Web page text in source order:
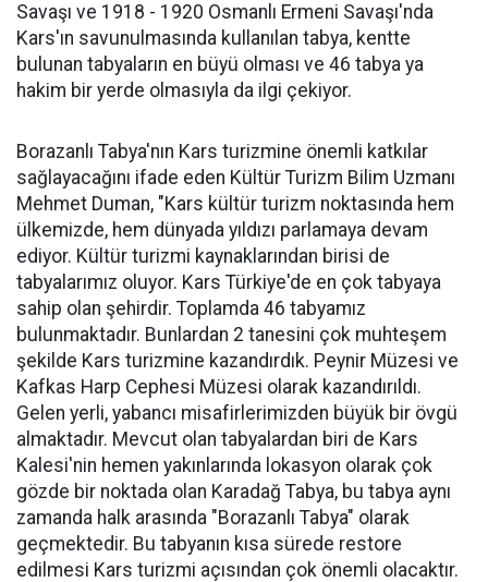
Savaşı ve 1918 - 1920 Osmanlı Ermeni Savaşı'nda
Kars'ın savunulmasında kullanılan tabya, kentte
bulunan tabyaların en büyü olması ve 46 tabya ya
hakim bir yerde olmasıyla da ilgi çekiyor.
Borazanlı Tabya'nın Kars turizmine önemli katkılar
sağlayacağını ifade eden Kültür Turizm Bilim Uzmanı
Mehmet Duman, "Kars kültür turizm noktasında hem
ülkemizde, hem dünyada yıldızı parlamaya devam
ediyor. Kültür turizmi kaynaklarından birisi de
tabyalarımız oluyor. Kars Türkiye'de en çok tabyaya
sahip olan şehirdir. Toplamda 46 tabyamız
bulunmaktadır. Bunlardan 2 tanesini çok muhteşem
şekilde Kars turizmine kazandırdık. Peynir Müzesi ve
Kafkas Harp Cephesi Müzesi olarak kazandırıldı.
Gelen yerli, yabancı misafirlerimizden büyük bir övgü
almaktadır. Mevcut olan tabyalardan biri de Kars
Kalesi'nin hemen yakınlarında lokasyon olarak çok
gözde bir noktada olan Karadağ Tabya, bu tabya aynı
zamanda halk arasında "Borazanlı Tabya" olarak
geçmektedir. Bu tabyanın kısa sürede restore
edilmesi Kars turizmi açısından çok önemli olacaktır.